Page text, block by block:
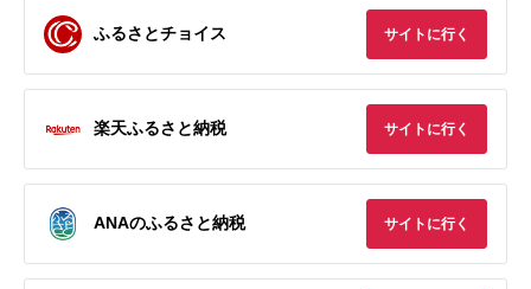
ふるさとチョイス サイトに行く
楽天ふるさと納税 サイトに行く
ANAのふるさと納税 サイトに行く